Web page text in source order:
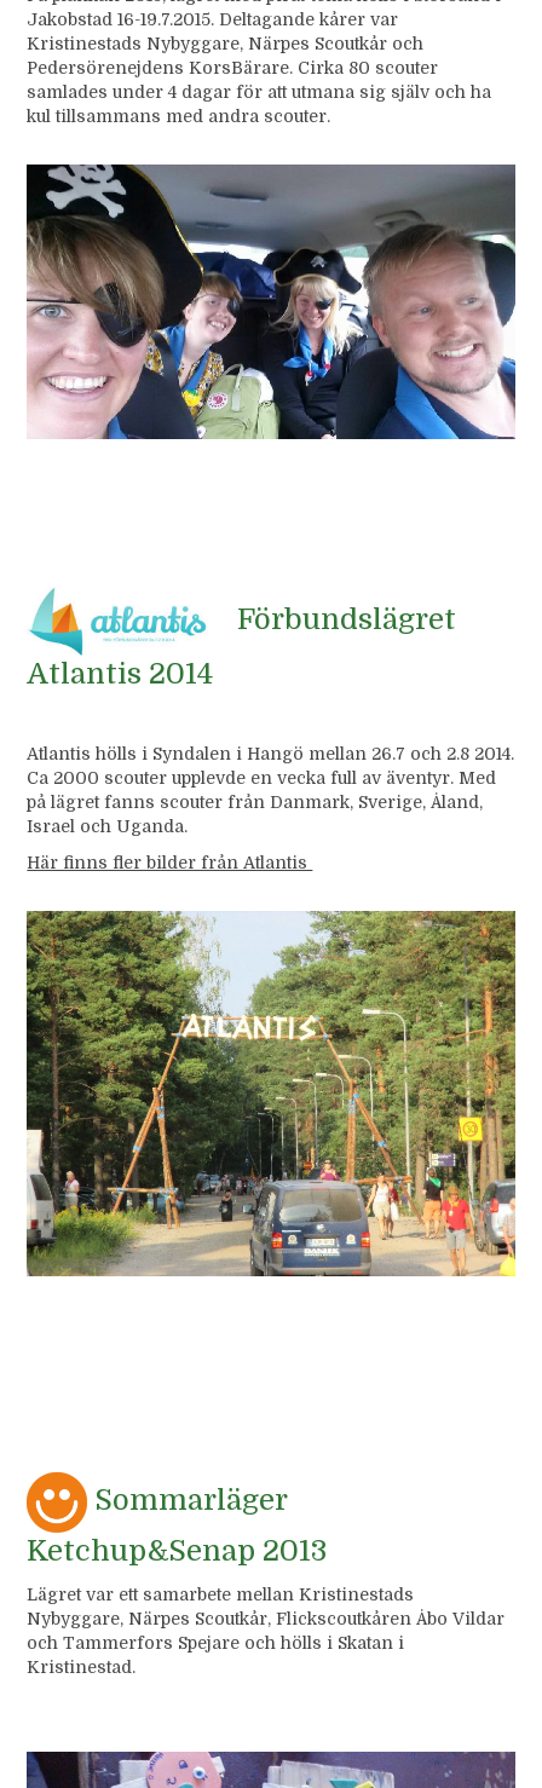
Jakobstad 16-19.7.2015. Deltagande kårer var
Kristinestads Nybyggare, Närpes Scoutkår och
Pedersörenejdens KorsBärare. Cirka 80 scouter
samlades under 4 dagar för att utmana sig själv och ha
kul tillsammans med andra scouter.
Förbundslägret
Atlantis 2014
Atlantis hölls i Syndalen i Hangö mellan 26.7 och 2.8 2014.
Ca 2000 scouter upplevde en vecka full av äventyr. Med
på lägret fanns scouter från Danmark, Sverige, Åland,
Israel och Uganda.
Här finns fler bilder från Atlantis
Sommarläger
Ketchup&Senap 2013
Lägret var ett samarbete mellan Kristinestads
Nybyggare, Närpes Scoutkår, Flickscoutkåren Åbo Vildar
och Tammerfors Spejare och hölls i Skatan i
Kristinestad.